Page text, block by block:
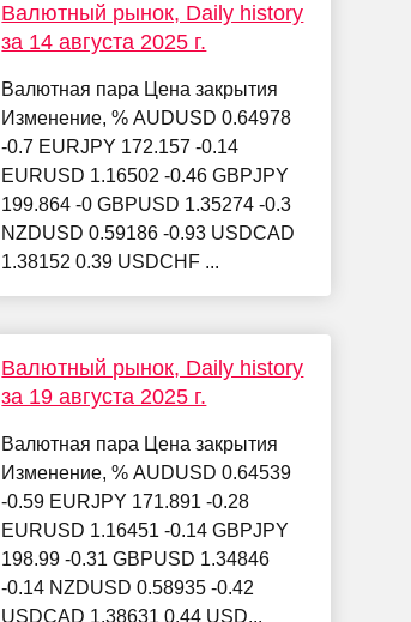
Валютный рынок, Daily history
за 14 августа 2025 г.
Валютная пара Цена закрытия
Изменение, % AUDUSD 0.64978
-0.7 EURJPY 172.157 -0.14
EURUSD 1.16502 -0.46 GBPJPY
199.864 -0 GBPUSD 1.35274 -0.3
NZDUSD 0.59186 -0.93 USDCAD
1.38152 0.39 USDCHF ...
Валютный рынок, Daily history
за 19 августа 2025 г.
Валютная пара Цена закрытия
Изменение, % AUDUSD 0.64539
-0.59 EURJPY 171.891 -0.28
EURUSD 1.16451 -0.14 GBPJPY
198.99 -0.31 GBPUSD 1.34846
-0.14 NZDUSD 0.58935 -0.42
USDCAD 1.38631 0.44 USD...